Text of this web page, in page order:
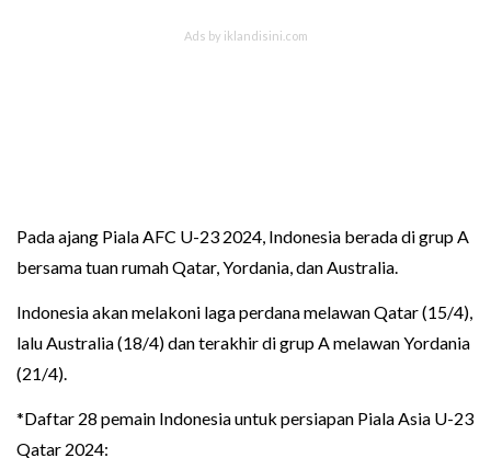
Pada ajang Piala AFC U-23 2024, Indonesia berada di grup A
bersama tuan rumah Qatar, Yordania, dan Australia.
Indonesia akan melakoni laga perdana melawan Qatar (15/4),
lalu Australia (18/4) dan terakhir di grup A melawan Yordania
(21/4).
*Daftar 28 pemain Indonesia untuk persiapan Piala Asia U-23
Qatar 2024: